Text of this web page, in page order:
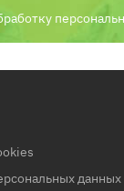
данных